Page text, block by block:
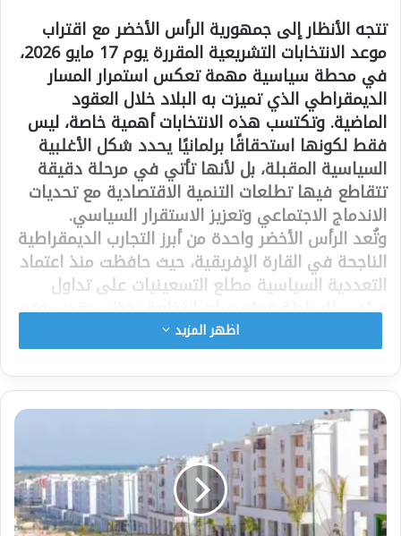
تتجه الأنظار إلى جمهورية الرأس الأخضر مع اقتراب
موعد الانتخابات التشريعية المقررة يوم 17 مايو 2026،
في محطة سياسية مهمة تعكس استمرار المسار
الديمقراطي الذي تميزت به البلاد خلال العقود
الماضية. وتكتسب هذه الانتخابات أهمية خاصة، ليس
فقط لكونها استحقاقًا برلمانيًا يحدد شكل الأغلبية
السياسية المقبلة، بل لأنها تأتي في مرحلة دقيقة
تتقاطع فيها تطلعات التنمية الاقتصادية مع تحديات
الاندماج الاجتماعي وتعزيز الاستقرار السياسي.
وتُعد الرأس الأخضر واحدة من أبرز التجارب الديمقراطية
الناجحة في القارة الإفريقية، حيث حافظت منذ اعتماد
التعددية السياسية مطلع التسعينيات على تداول
سلمي للسلطة ومؤسسات انتخابية تحظى بقدر معتبر
من الثقة والشفافية. وفي ظل ما تعرفه بعض دول
المنطقة من اضطرابات سياسية وأزمات اقتصادية،
تبدو الانتخابات التشريعية المقبلة اختبارًا جديدًا لقدرة
الدولة على المحافظة على هذا النموذج الديمقراطي
وتعزيزه.
وتشهد الساحة السياسية منافسة رئيسية بين حزب
“حركة الديمقراطية” الحاكم، الذي يقود الحكومة
الحالية، والحزب الإفريقي لاستقلال الرأس الأخضر،
الساعي إلى العودة بقوة إلى قيادة المشهد
اظهر المزيد